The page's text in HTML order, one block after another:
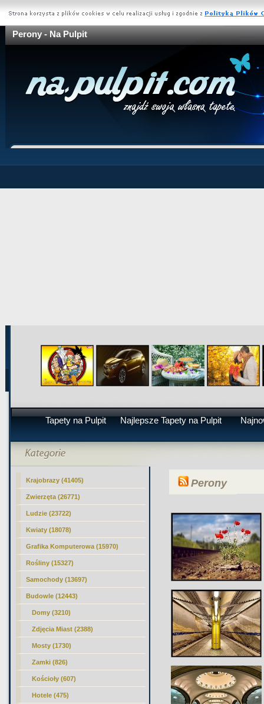
Perony - Na Pulpit
Tapety na Pulpit Najlepsze Tapety na Pulpit
Krajobrazy (41405)
Zwierzęta (26771)
Ludzie (23722)
Kwiaty (18078)
Grafika Komputerowa (15970)
Rośliny (15327)
Samochody (13697)
Budowle (12443)
Domy (3210)
Zdjęcia Miast (2388)
Mosty (1730)
Zamki (826)
Kościoły (607)
Hotele (475)
Perony